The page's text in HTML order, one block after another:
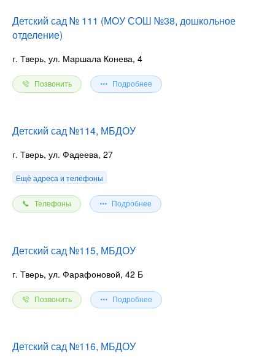
Детский сад № 111 (МОУ СОШ №38, дошкольное
отделение)
г. Тверь, ул. Маршала Конева, 4
Позвонить Подробнее
Детский сад №114, МБДОУ
г. Тверь, ул. Фадеева, 27
Ещё адреса и телефоны
Телефоны Подробнее
Детский сад №115, МБДОУ
г. Тверь, ул. Фарафоновой, 42 Б
Позвонить Подробнее
Детский сад №116, МБДОУ